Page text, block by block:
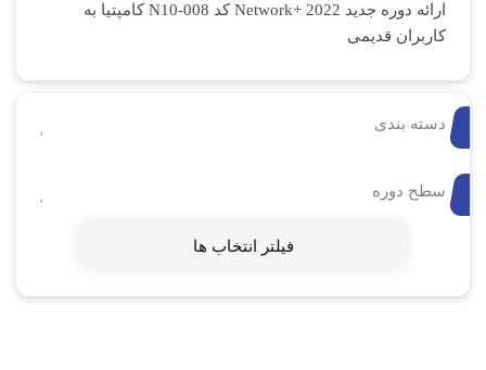
ارائه دوره جدید Network+ 2022 کد N10-008 کامپتیا به
کاربران قدیمی
دسته بندی
سطح دوره
فیلتر انتخاب ها